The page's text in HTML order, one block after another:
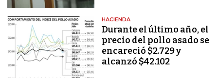
HACIENDA
Durante el último año, el
precio del pollo asado se
encareció $2.729 y
alcanzó $42.102